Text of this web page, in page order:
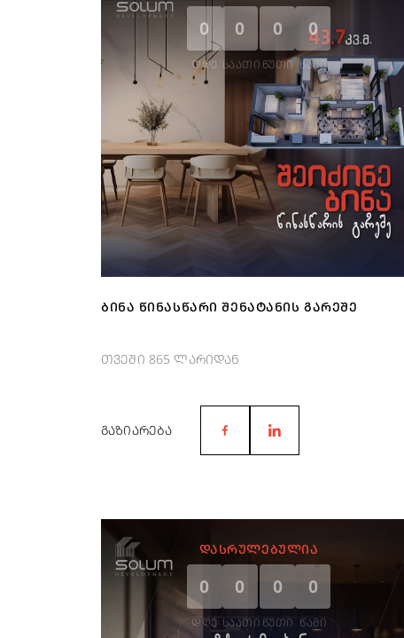
0
ᲓᲦᲔ
0
ᲡᲐᲐᲗᲘ
0
ᲬᲣᲗᲘ
0
ᲬᲐᲛᲘ
ᲑᲘᲜᲐ ᲬᲘᲜᲐᲡᲬᲐᲠᲘ ᲨᲔᲜᲐᲢᲐᲜᲘᲡ ᲒᲐᲠᲔᲨᲔ
თვეში 865 ლარიდან
ᲒᲐᲖᲘᲐᲠᲔᲑᲐ
ᲓᲐᲡᲠᲣᲚᲔᲑᲣᲚᲘᲐ
0
ᲓᲦᲔ
0
ᲡᲐᲐᲗᲘ
0
ᲬᲣᲗᲘ
0
ᲬᲐᲛᲘ